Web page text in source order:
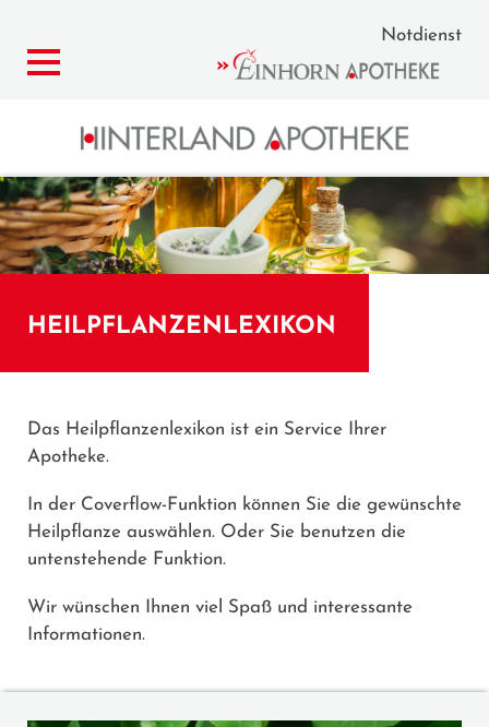
Notdienst
HEILPFLANZENLEXIKON
Das Heilpflanzenlexikon ist ein Service Ihrer
Apotheke.
In der Coverflow-Funktion können Sie die gewünschte
Heilpflanze auswählen. Oder Sie benutzen die
untenstehende Funktion.
Wir wünschen Ihnen viel Spaß und interessante
Informationen.